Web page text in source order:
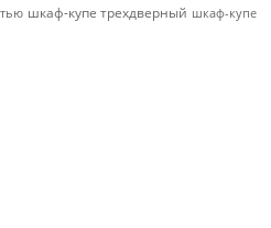
шкаф-купе трехдверный шкаф-купе